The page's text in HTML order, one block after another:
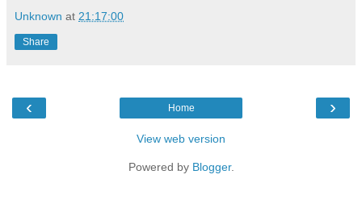
Unknown at 21:17:00
Share
‹ ›
Home
View web version
Powered by Blogger.